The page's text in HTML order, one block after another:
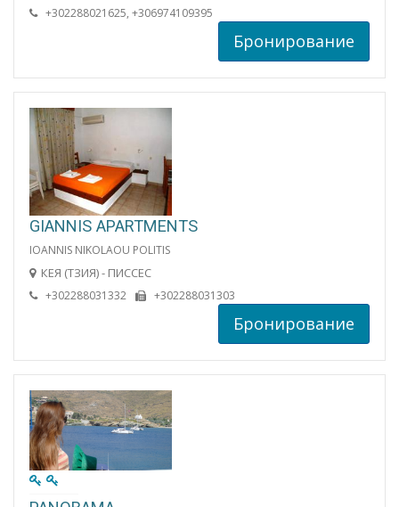
+302288021625, +306974109395
Бронирование
GIANNIS APARTMENTS
IOANNIS NIKOLAOU POLITIS
КЕЯ (ТЗИЯ) - ПИССЕС
+302288031332 +302288031303
Бронирование